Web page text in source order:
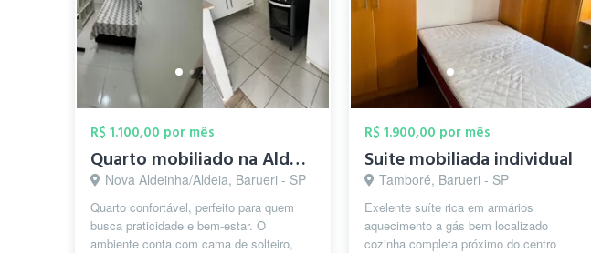
R$ 1.100,00 por mês
Quarto mobiliado na Aldeia de Barueri
Nova Aldeinha/Aldeia, Barueri - SP
Quarto confortável, perfeito para quem
busca praticidade e bem-estar. O
ambiente conta com cama de solteiro,
R$ 1.900,00 por mês
Suite mobiliada individual
Tamboré, Barueri - SP
Exelente suíte rica em armários
aquecimento a gás bem localizado
cozinha completa próximo do centro